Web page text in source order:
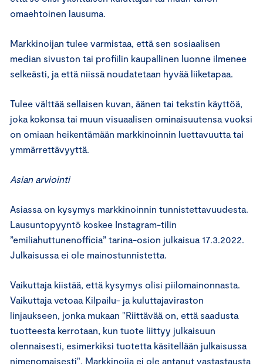
omaehtoinen lausuma.
Markkinoijan tulee varmistaa, että sen sosiaalisen
median sivuston tai profiilin kaupallinen luonne ilmenee
selkeästi, ja että niissä noudatetaan hyvää liiketapaa.
Tulee välttää sellaisen kuvan, äänen tai tekstin käyttöä,
joka kokonsa tai muun visuaalisen ominaisuutensa vuoksi
on omiaan heikentämään markkinoinnin luettavuutta tai
ymmärrettävyyttä.
Asian arviointi
Asiassa on kysymys markkinoinnin tunnistettavuudesta.
Lausuntopyyntö koskee Instagram-tilin
”emiliahuttunenofficia” tarina-osion julkaisua 17.3.2022.
Julkaisussa ei ole mainostunnistetta.
Vaikuttaja kiistää, että kysymys olisi piilomainonnasta.
Vaikuttaja vetoaa Kilpailu- ja kuluttajaviraston
linjaukseen, jonka mukaan "Riittävää on, että saadusta
tuotteesta kerrotaan, kun tuote liittyy julkaisuun
olennaisesti, esimerkiksi tuotetta käsitellään julkaisussa
nimenomaisesti". Markkinoija ei ole antanut vastastausta